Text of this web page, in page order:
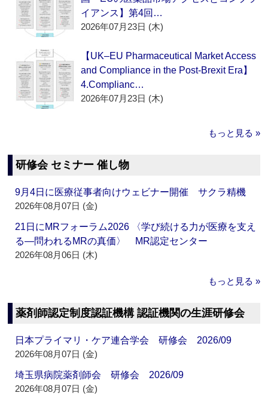
イアンス】第4回…
2026年07月23日 (木)
【UK–EU Pharmaceutical Market Access
and Compliance in the Post-Brexit Era】
4.Complianc…
2026年07月23日 (木)
もっと見る »
研修会 セミナー 催し物
9月4日に医療従事者向けウェビナー開催 サクラ精機
2026年08月07日 (金)
21日にMRフォーラム2026 〈学び続ける力が医療を支え
る―問われるMRの真価〉 MR認定センター
2026年08月06日 (木)
もっと見る »
薬剤師認定制度認証機構 認証機関の生涯研修会
日本プライマリ・ケア連合学会 研修会 2026/09
2026年08月07日 (金)
埼玉県病院薬剤師会 研修会 2026/09
2026年08月07日 (金)